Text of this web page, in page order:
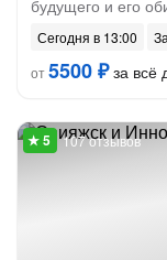
будущего и его
Сегодня в 13:00
от5500 ₽за всё
107 отзывов